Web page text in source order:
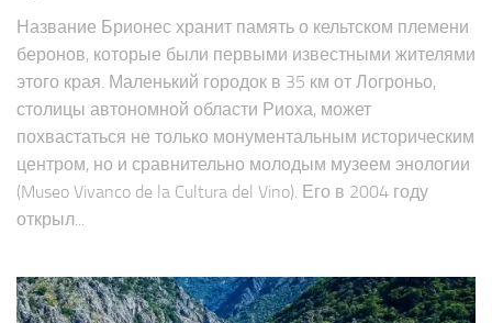
Название Брионес хранит память о кельтском племени
беронов, которые были первыми известными жителями
этого края. Маленький городок в 35 км от Логроньо,
столицы автономной области Риоха, может
похвастаться не только монументальным историческим
центром, но и сравнительно молодым музеем энологии
(Museo Vivanco de la Cultura del Vino). Его в 2004 году
открыл...